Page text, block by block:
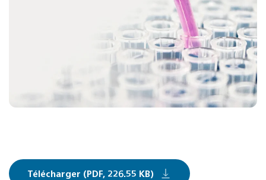
Télécharger (PDF, 226.55 KB)